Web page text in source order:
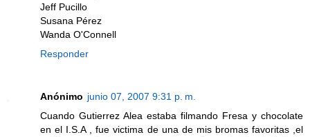
Jeff Pucillo
Susana Pérez
Wanda O'Connell
Responder
Anónimo junio 07, 2007 9:31 p. m.
Cuando Gutierrez Alea estaba filmando Fresa y chocolate
en el I.S.A , fue victima de una de mis bromas favoritas ,el